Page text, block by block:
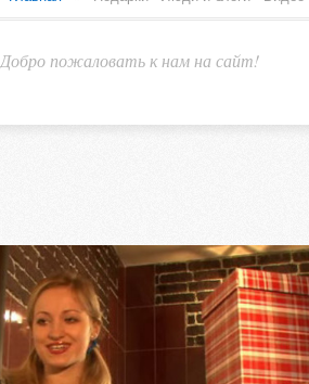
Добро пожаловать к нам на сайт!